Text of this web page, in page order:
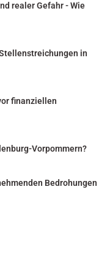
realer Gefahr - Wie
in
finanziellen
Vorpommern?
Bedrohungen